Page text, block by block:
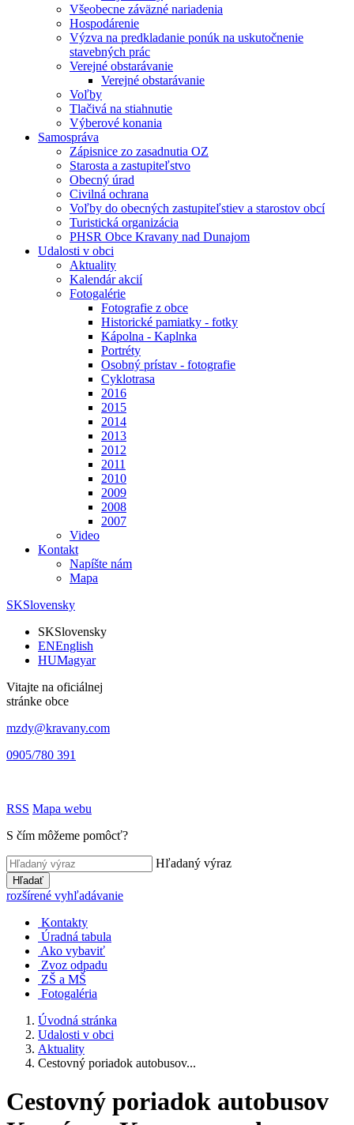
Všeobecne záväzné nariadenia
Hospodárenie
Výzva na predkladanie ponúk na uskutočnenie
stavebných prác
Verejné obstarávanie
Verejné obstarávanie
Voľby
Tlačivá na stiahnutie
Výberové konania
Samospráva
Zápisnice zo zasadnutia OZ
Starosta a zastupiteľstvo
Obecný úrad
Civilná ochrana
Voľby do obecných zastupiteľstiev a starostov obcí
Turistická organizácia
PHSR Obce Kravany nad Dunajom
Udalosti v obci
Aktuality
Kalendár akcií
Fotogalérie
Fotografie z obce
Historické pamiatky - fotky
Kápolna - Kaplnka
Portréty
Osobný prístav - fotografie
Cyklotrasa
2016
2015
2014
2013
2012
2011
2010
2009
2008
2007
Video
Kontakt
Napíšte nám
Mapa
SKSlovensky
SKSlovensky
ENEnglish
HUMagyar
Vitajte na oficiálnej
stránke obce
mzdy@kravany.com
0905/780 391
RSS Mapa webu
S čím môžeme pomôcť?
Hľadaný výraz
Hľadať
rozšírené vyhľadávanie
Kontakty
Úradná tabula
Ako vybaviť
Zvoz odpadu
ZŠ a MŠ
Fotogaléria
Úvodná stránka
Udalosti v obci
Aktuality
Cestovný poriadok autobusov...
Cestovný poriadok autobusov